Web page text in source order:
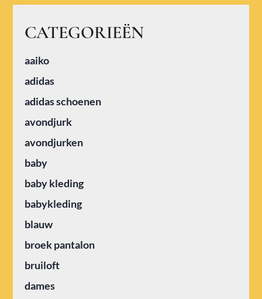
CATEGORIEËN
aaiko
adidas
adidas schoenen
avondjurk
avondjurken
baby
baby kleding
babykleding
blauw
broek pantalon
bruiloft
dames